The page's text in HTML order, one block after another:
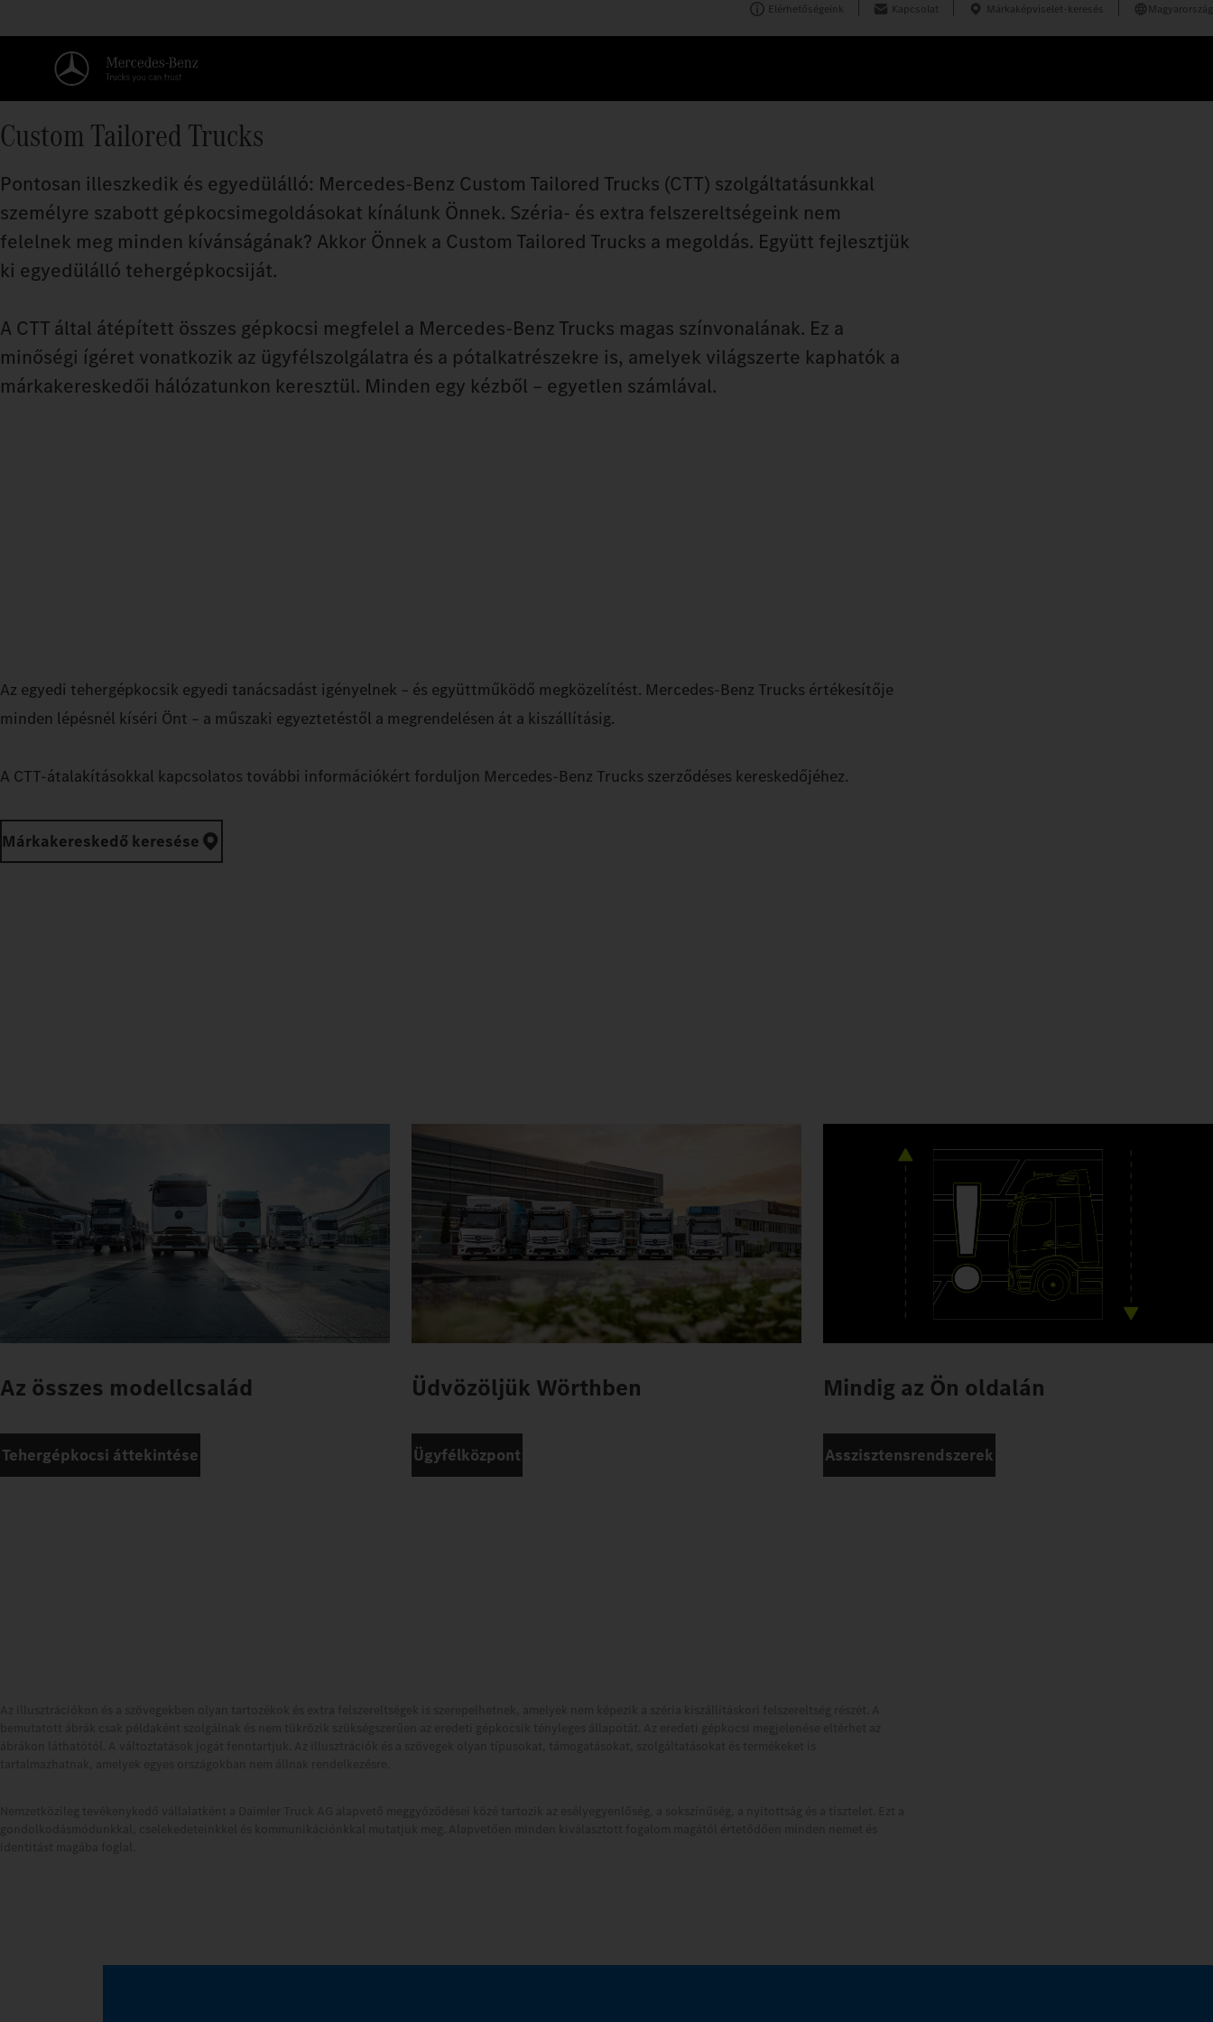
Elérhetőségeink Kapcsolat Márkaképviselet-keresés Magyarország
Custom Tailored Trucks
Pontosan illeszkedik és egyedülálló: Mercedes‑Benz Custom Tailored Trucks (CTT) szolgáltatásunkkal
személyre szabott gépkocsimegoldásokat kínálunk Önnek. Széria- és extra felszereltségeink nem
felelnek meg minden kívánságának? Akkor Önnek a Custom Tailored Trucks a megoldás. Együtt fejlesztjük
ki egyedülálló tehergépkocsiját.
A CTT által átépített összes gépkocsi megfelel a Mercedes‑Benz Trucks magas színvonalának. Ez a
minőségi ígéret vonatkozik az ügyfélszolgálatra és a pótalkatrészekre is, amelyek világszerte kaphatók a
márkakereskedői hálózatunkon keresztül. Minden egy kézből – egyetlen számlával.
Az egyedi tehergépkocsik egyedi tanácsadást igényelnek – és együttműködő megközelítést. Mercedes‑Benz Trucks értékesítője
minden lépésnél kíséri Önt – a műszaki egyeztetéstől a megrendelésen át a kiszállításig.
A CTT-átalakításokkal kapcsolatos további információkért forduljon Mercedes‑Benz Trucks szerződéses kereskedőjéhez.
Márkakereskedő keresése
Az összes modellcsalád
Tehergépkocsi áttekintése
Üdvözöljük Wörthben
Ügyfélközpont
Mindig az Ön oldalán
Asszisztensrendszerek